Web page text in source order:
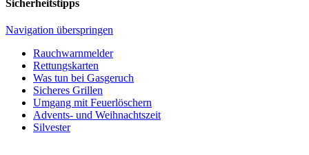
Sicherheitstipps
Navigation überspringen
Rauchwarnmelder
Rettungskarten
Was tun bei Gasgeruch
Sicheres Grillen
Umgang mit Feuerlöschern
Advents- und Weihnachtszeit
Silvester